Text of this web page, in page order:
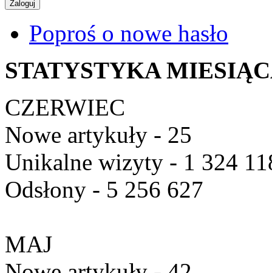
Poproś o nowe hasło
STATYSTYKA
CZERWIEC
Nowe artykuły - 25
Unikalne wizyty - 1 324
Odsłony - 5 256 627
MAJ